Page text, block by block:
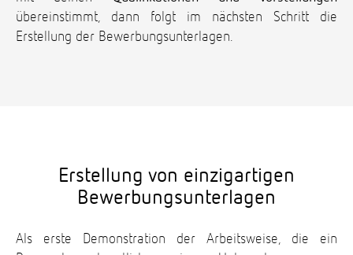
übereinstimmt, dann folgt im nächsten Schritt die
Erstellung der Bewerbungsunterlagen.
Erstellung von einzigartigen
Bewerbungsunterlagen
Als erste Demonstration der Arbeitsweise, die ein